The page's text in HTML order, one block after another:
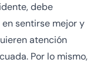
debe
sentirse mejor y
atención
Por lo mismo,